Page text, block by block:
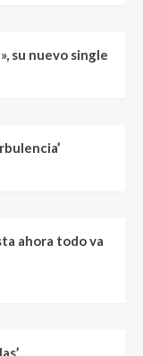
su nuevo single
ahora todo va